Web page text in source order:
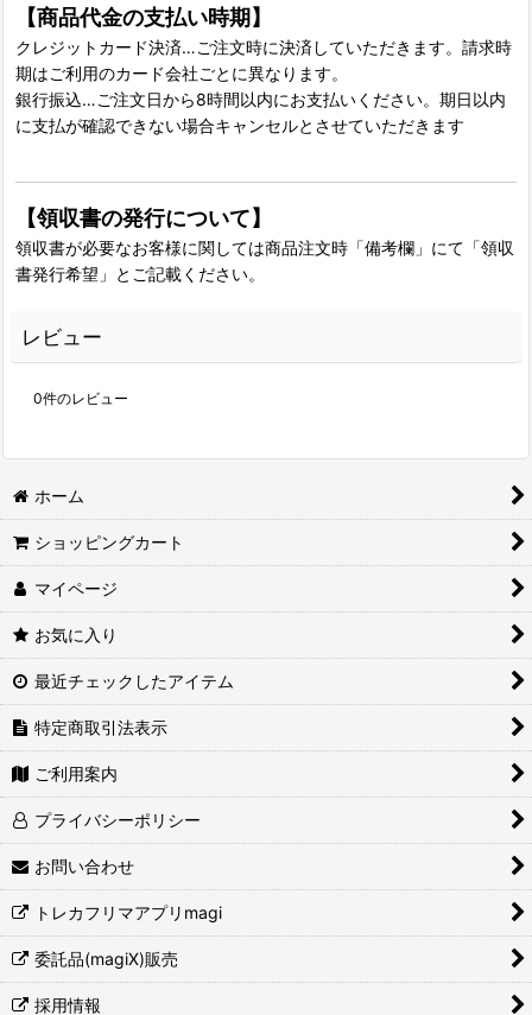
【商品代金の支払い時期】
クレジットカード決済…ご注文時に決済していただきます。請求時
期はご利用のカード会社ごとに異なります。
銀行振込…ご注文日から8時間以内にお支払いください。期日以内
に支払が確認できない場合キャンセルとさせていただきます
【領収書の発行について】
領収書が必要なお客様に関しては商品注文時「備考欄」にて「領収
書発行希望」とご記載ください。
レビュー
0件のレビュー
ホーム
ショッピングカート
マイページ
お気に入り
最近チェックしたアイテム
特定商取引法表示
ご利用案内
プライバシーポリシー
お問い合わせ
トレカフリマアプリmagi
委託品(magiX)販売
採用情報